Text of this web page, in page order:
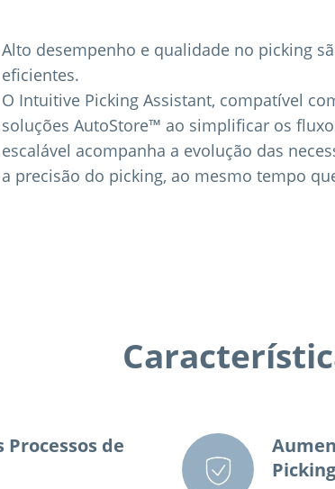
Alto desempenho e qualidade no picking
eficientes.
O Intuitive Picking Assistant, compatível
soluções AutoStore™ ao simplificar os
escalável acompanha a evolução das
a precisão do picking, ao mesmo tempo
Processos de
Picking